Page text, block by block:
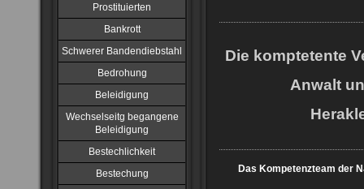
Prostituierten
Bankrott
Schwerer Bandendiebstahl
Bedrohung
Beleidigung
Wechselseitg begangene
Beleidigung
Bestechlichkeit
Bestechung
Die komptetente
Anwalt
Das Kompetenzteam der